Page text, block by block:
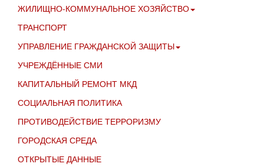
ЖИЛИЩНО-КОММУНАЛЬНОЕ ХОЗЯЙСТВО
ТРАНСПОРТ
УПРАВЛЕНИЕ ГРАЖДАНСКОЙ ЗАЩИТЫ
УЧРЕЖДЁННЫЕ СМИ
КАПИТАЛЬНЫЙ РЕМОНТ МКД
СОЦИАЛЬНАЯ ПОЛИТИКА
ПРОТИВОДЕЙСТВИЕ ТЕРРОРИЗМУ
ГОРОДСКАЯ СРЕДА
ОТКРЫТЫЕ ДАННЫЕ